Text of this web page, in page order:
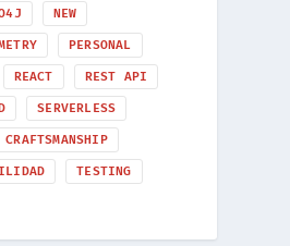
NEW
PERSONAL
REACT REST API
SERVERLESS
CRAFTSMANSHIP
TESTING